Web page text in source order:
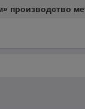
производство